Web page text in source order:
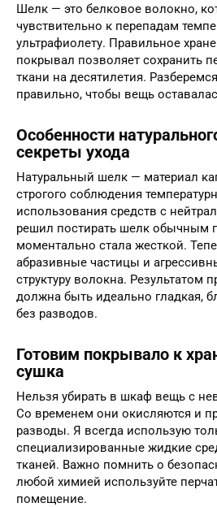
Шелк — это белковое волокно,
чувствительно к перепадам
ультрафиолету. Правильное
покрывал позволяет сохранить
ткани на десятилетия.
правильно, чтобы вещь
Особенности
секреты ухода
Натуральный шелк — материал
строгого соблюдения
использования средств с
решил постирать шелк обычным
моментально стала жесткой.
абразивные частицы и
структуру волокна. Результатом
должна быть идеально гладкая,
без разводов.
Готовим покрывало к
сушка
Нельзя убирать в шкаф вещь с
Со временем они окисляются и
разводы. Я всегда использую
специализированные жидкие
тканей. Важно помнить о
любой химией используйте
помещение.